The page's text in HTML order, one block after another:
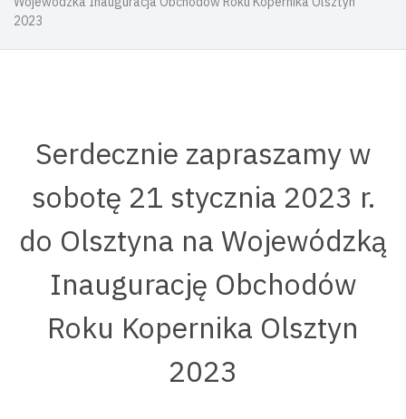
2023
Serdecznie zapraszamy w
sobotę 21 stycznia 2023 r.
do Olsztyna na Wojewódzką
Inaugurację Obchodów
Roku Kopernika Olsztyn
2023